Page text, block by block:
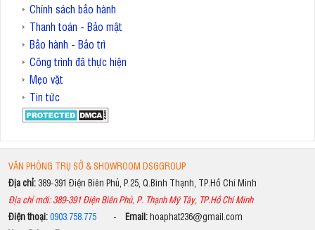
Chính sách bảo hành
Thanh toán - Bảo mật
Bảo hành - Bảo trì
Công trình đã thực hiện
Mẹo vặt
Tin tức
VĂN PHÒNG TRỤ SỞ & SHOWROOM DSGGROUP
Địa chỉ: 389-391 Điện Biên Phủ, P.25, Q.Bình Thạnh, TP.Hồ Chí Minh
Địa chỉ mới: 389-391 Điện Biên Phủ, P. Thạnh Mỹ Tây, TP.Hồ Chí Minh
Điện thoại:0903.758.775- Email:hoaphat236@gmail.com